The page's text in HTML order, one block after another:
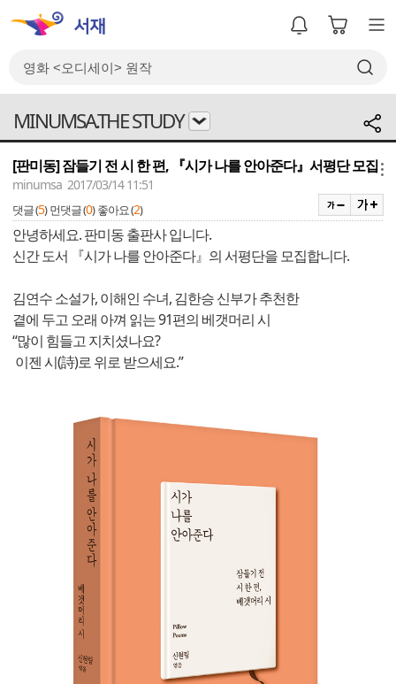
MINUMSA.THE STUDY
[판미동] 잠들기 전 시 한 편, 『시가 나를 안아준다』서평단 모집
minumsa 2017/03/14 11:51
댓글 (5) 먼댓글 (0) 좋아요 (2)
안녕하세요. 판미동 출판사 입니다.
신간 도서 『시가 나를 안아준다』의 서평단을 모집합니다.
김연수 소설가, 이해인 수녀, 김한승 신부가 추천한
곁에 두고 오래 아껴 읽는 91편의 베갯머리 시
“많이 힘들고 지치셨나요?
이젠 시(詩)로 위로 받으세요.”